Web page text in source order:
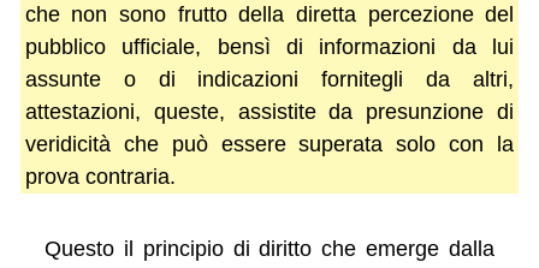
che non sono frutto della diretta percezione del
pubblico ufficiale, bensì di informazioni da lui
assunte o di indicazioni fornitegli da altri,
attestazioni, queste, assistite da presunzione di
veridicità che può essere superata solo con la
prova contraria.
Questo il principio di diritto che emerge dalla